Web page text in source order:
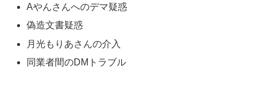
Aやんさんへのデマ疑惑
偽造文書疑惑
月光もりあさんの介入
同業者間のDMトラブル